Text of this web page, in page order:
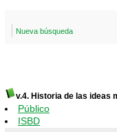
Nueva búsqueda
v.4. Historia de las ideas
Público
ISBD